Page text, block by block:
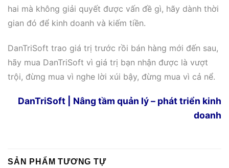
hai mà không giải quyết được vấn đề gì, hãy dành thời
gian đó để kinh doanh và kiếm tiền.
DanTriSoft trao giá trị trước rồi bán hàng mới đến sau,
hãy mua DanTriSoft vì giá trị bạn nhận được là vượt
trội, đừng mua vì nghe lời xúi bậy, đừng mua vì cả nể.
DanTriSoft | Nâng tầm quản lý – phát triển kinh
doanh
SẢN PHẨM TƯƠNG TỰ